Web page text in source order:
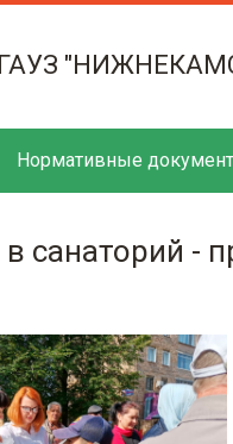
ГАУЗ
Нормативные
санаторий -